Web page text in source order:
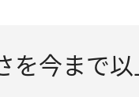
を今まで